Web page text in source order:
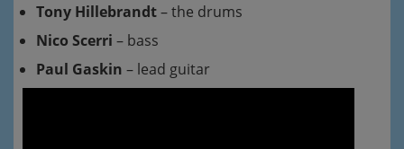
Tony Hillebrandt– the drums
Nico Scerri – bass
Paul Gaskin – lead guitar